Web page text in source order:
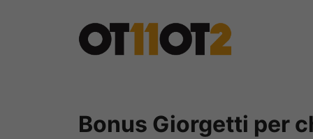
Bonus Giorgetti per